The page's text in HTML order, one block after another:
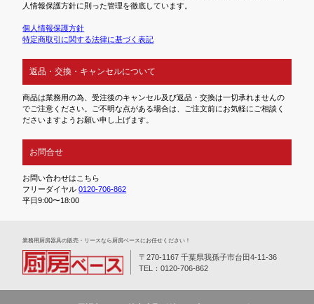
人情報保護方針に則った管理を徹底しています。
個人情報保護方針
特定商取引に関する法律に基づく表記
返品・交換・キャンセルについて
商品は業務用の為、受注後のキャンセル及び返品・交換は一切承れませんの
でご注意ください。ご不明な点がある場合は、ご注文前にお気軽にご相談く
ださいますようお願い申し上げます。
お問合せ
お問い合わせはこちら
フリーダイヤル0120-706-862
平日9:00〜18:00
業務⽤厨房器具の販売・リースなら厨房ベースにお任せください！
〒270-1167 千葉県我孫子市台田4-11-36
TEL：0120-706-862